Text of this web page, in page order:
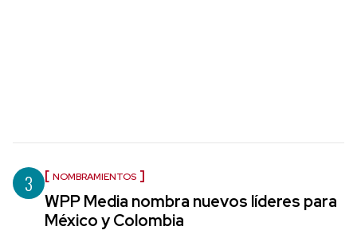
3 NOMBRAMIENTOS
WPP Media nombra nuevos líderes para
México y Colombia